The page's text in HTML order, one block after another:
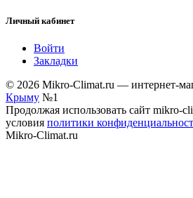
Личный кабинет
Войти
Закладки
© 2026 Mikro-Climat.ru — интернет-
Крыму №1
Продолжая использовать сайт mikro-
условия политики
Mikro-Climat.ru